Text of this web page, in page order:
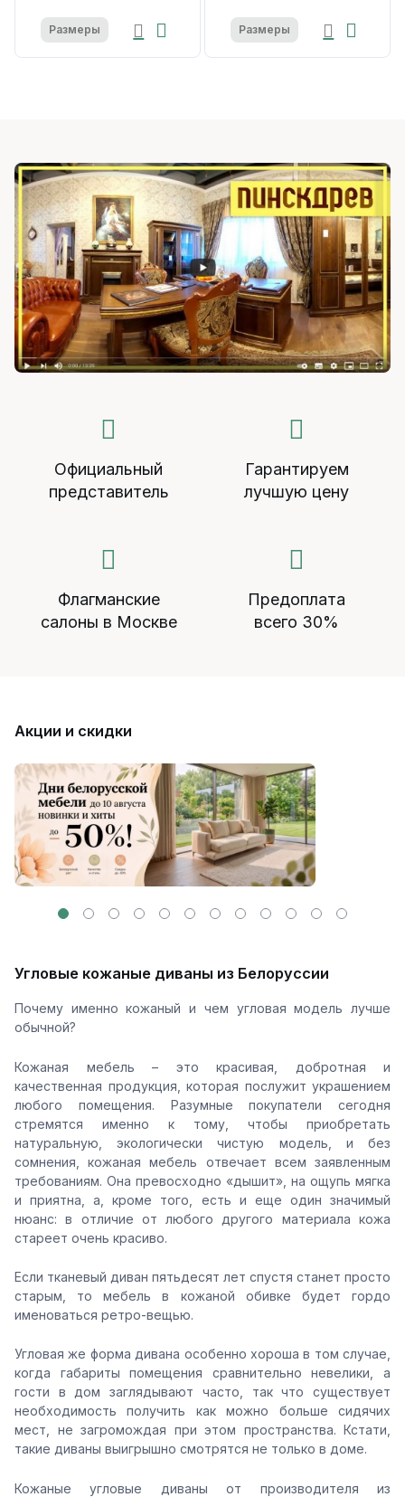
Размеры Размеры
Официальный
представитель
Гарантируем
лучшую цену
Флагманские
салоны в Москве
Предоплата
всего 30%
Акции и скидки
Угловые кожаные диваны из Белоруссии
Почему именно кожаный и чем угловая модель лучше
обычной?
Кожаная мебель – это красивая, добротная и
качественная продукция, которая послужит украшением
любого помещения. Разумные покупатели сегодня
стремятся именно к тому, чтобы приобретать
натуральную, экологически чистую модель, и без
сомнения, кожаная мебель отвечает всем заявленным
требованиям. Она превосходно «дышит», на ощупь мягка
и приятна, а, кроме того, есть и еще один значимый
нюанс: в отличие от любого другого материала кожа
стареет очень красиво.
Если тканевый диван пятьдесят лет спустя станет просто
старым, то мебель в кожаной обивке будет гордо
именоваться ретро-вещью.
Угловая же форма дивана особенно хороша в том случае,
когда габариты помещения сравнительно невелики, а
гости в дом заглядывают часто, так что существует
необходимость получить как можно больше сидячих
мест, не загромождая при этом пространства. Кстати,
такие диваны выигрышно смотрятся не только в доме.
Кожаные угловые диваны от производителя из